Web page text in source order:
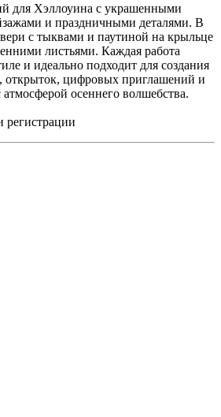
для Хэллоуина с украшенными
и праздничными деталями. В
с тыквами и паутиной на крыльце
листьями. Каждая работа
и идеально подходит для создания
открыток, цифровых приглашений и
осеннего волшебства.
регистрации